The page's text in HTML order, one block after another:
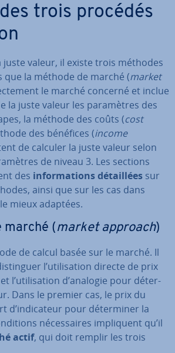
trois procédés
valeur, il existe trois méthodes
que la méthode de marché (market
le marché concerné et inclue
la juste valeur les pa­ra­mètres des
la méthode des coûts (cost
des bénéfices (income
de calculer la juste valeur selon
de niveau 3. Les sections
des in­for­ma­tions dé­tail­lées sur
ainsi que sur les cas dans
mieux adaptées.
marché ( market approach)
de calcul basée sur le marché. Il
l’uti­li­sa­tion directe de prix
l’uti­li­sa­tion d’analogie pour dé­ter­
Dans le premier cas, le prix du
d’in­di­ca­teur pour dé­ter­mi­ner la
né­ces­saires im­pli­quent qu’il
actif, qui doit remplir les trois